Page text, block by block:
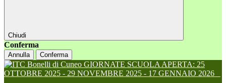
Chiudi
Conferma
Annulla Conferma
GIORNATE SCUOLA APERTA: 25
OTTOBRE 2025 - 29 NOVEMBRE 2025 - 17 GENNAIO 2026